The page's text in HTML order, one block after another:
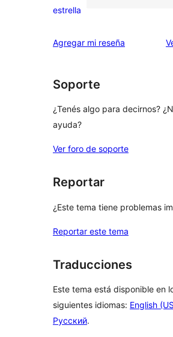
de
estrellas
0
de
estrella
Agregar mi reseña
Soporte
¿Tenés algo para decirnos?
ayuda?
Ver foro de soporte
Reportar
¿Este tema tiene problemas
Reportar este tema
Traducciones
Este tema está disponible en
siguientes idiomas: English
Русский.